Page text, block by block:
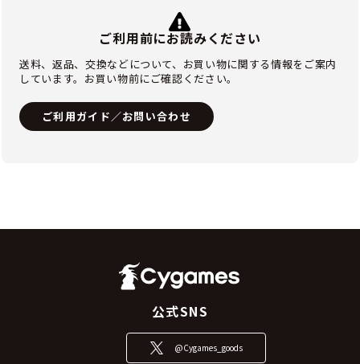
ご利用前にお読みください
送料、返品、交換などについて、お買い物に関する情報をご案内
しています。お買い物前にご確認ください。
ご利用ガイド／お問い合わせ
公式SNS
@Cygames_goods